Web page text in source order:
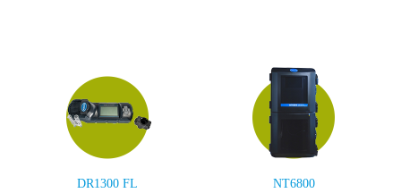
DR1300 FL
NT6800